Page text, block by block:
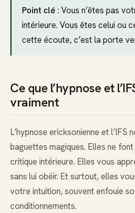
Point clé : Vous n’êtes pas
intérieure. Vous êtes celui ou
cette écoute, c’est la porte
Ce que l’hypnose et
vraiment
L’hypnose ericksonienne et l’IFS
baguettes magiques. Elles ne
critique intérieure. Elles vous
sans lui obéir. Et surtout, elles
votre intuition, souvent enfouie
conditionnements.